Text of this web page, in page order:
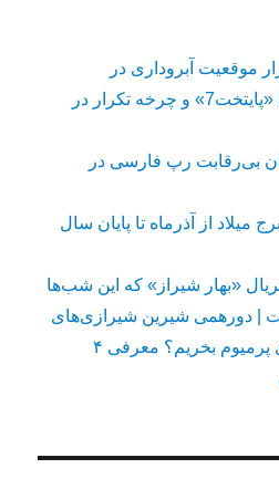
موقعیت آبروداری در
خواستگاری: شباهت با «پایتخت7» و چرخه تکرار در
بی‌رقابت رپ فارسی در
میلاد از آذرماه تا پایان سال
سریال «بهار شیراز» که این شب‌ها
| دورهمی شیرین شیرازی‌های
از کجا اکانت اسپاتیفای پرمیوم بخریم؟ معرفی ۴